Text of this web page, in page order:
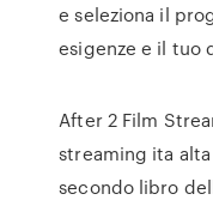
e seleziona il
esigenze e il tuo
After 2 Film
streaming ita
secondo libro